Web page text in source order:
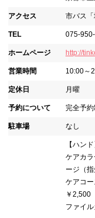
アクセス 市バス
TEL 075-
ホームページ http://
営業時間 10:00～
定休日 月曜
予約について 完全予約
駐車場 なし
【ハンド
ケアカ
ージ（
ケアコ
￥2,500
ファイ